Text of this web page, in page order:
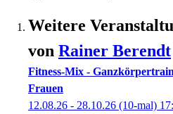
Weitere
von Rainer Berendt
Fitness-Mix -
Frauen
12.08.26 - 28.10.26 (10-mal)